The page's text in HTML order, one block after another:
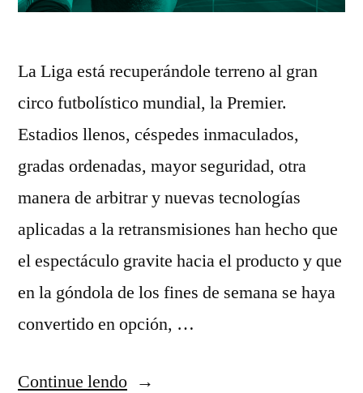
La Liga está recuperándole terreno al gran
circo futbolístico mundial, la Premier.
Estadios llenos, céspedes inmaculados,
gradas ordenadas, mayor seguridad, otra
manera de arbitrar y nuevas tecnologías
aplicadas a la retransmisiones han hecho que
el espectáculo gravite hacia el producto y que
en la góndola de los fines de semana se haya
convertido en opción, …
Continue lendo“Tebas,